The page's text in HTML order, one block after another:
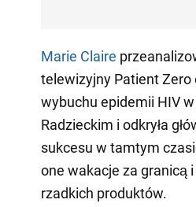
Marie Claire
telewizyjny Patient Zero
wybuchu epidemii HIV
Radzieckim i odkryła
sukcesu w tamtym
one wakacje za granicą
rzadkich produktów.